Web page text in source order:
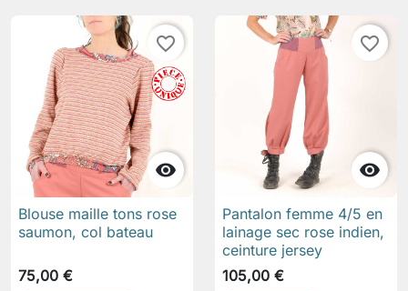

favorite_border
Blouse maille tons rose
saumon, col bateau
75,00 €

favorite_border
Pantalon femme 4/5 en
lainage sec rose indien,
ceinture jersey
105,00 €